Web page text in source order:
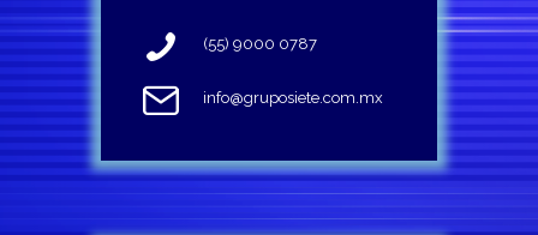
(55) 9000 0787
info@gruposiete.com.mx